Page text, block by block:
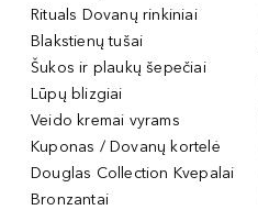
Rituals Dovanų rinkiniai
Blakstienų tušai
Šukos ir plaukų šepečiai
Lūpų blizgiai
Veido kremai vyrams
Kuponas / Dovanų kortelė
Douglas Collection Kvepalai
Bronzantai